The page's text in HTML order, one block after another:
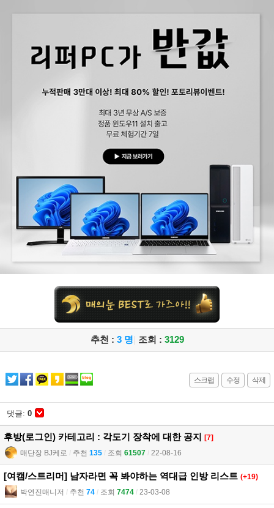
추천 : 3 명 조회 : 3129
스크랩 수정 삭제
댓글: 0
후방(로그인) 카테고리 : 각도기 장착에 대한 공지 [7]
매단장 BJ케로 l 추천 135 l 조회 61507 l 22-08-16
[여캠/스트리머] 남자라면 꼭 봐야하는 역대급 인방 리스트 (+19)
박연진매니저 l 추천 74 l 조회 7474 l 23-03-08